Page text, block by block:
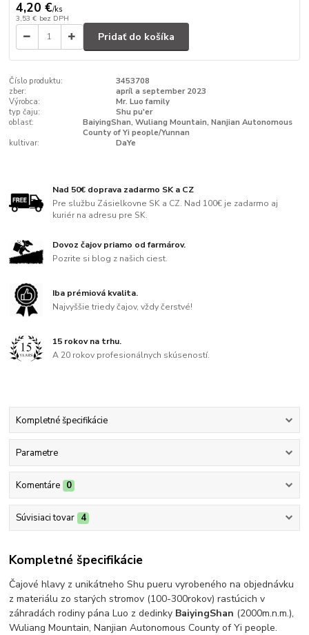
4,20 €/ks
3,53 € bez DPH
Pridať do košíka
Číslo produktu:
3453708
zber:
apríl a september 2023
Výrobca:
Mr. Luo family
typ čaju:
Shu pu'er
oblasť:
BaiyingShan, Wuliang Mountain, Nanjian Autonomous
County of Yi people/Yunnan
kultivar:
DaYe
Nad 50€ doprava zadarmo SK a CZ
Pre službu Zásielkovne SK a CZ. Nad 100€ je zadarmo aj
kuriér na adresu pre SK.
Dovoz čajov priamo od farmárov.
Pozrite si blog z našich ciest.
Iba prémiová kvalita.
Najvyššie triedy čajov, vždy čerstvé!
15 rokov na trhu.
A 20 rokov profesionálnych skúseností.
Kompletné špecifikácie
Parametre
Komentáre 0
Súvisiaci tovar 4
Kompletné špecifikácie
Čajové hlavy z unikátneho Shu pueru vyrobeného na objednávku
z materiálu zo starých stromov (100-300rokov) rastúcich v
záhradách rodiny pána Luo z dedinky BaiyingShan (2000m.n.m.),
Wuliang Mountain, Nanjian Autonomous County of Yi people.